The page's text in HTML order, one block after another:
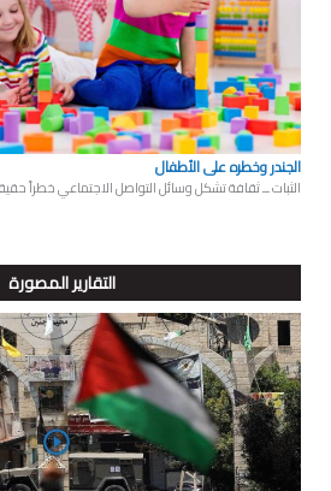
الجندر وخطره على الأطفال
الثبات ــ ثقافة تشكل وسائل التواصل الاجتماعي خطراً
التقارير المصورة